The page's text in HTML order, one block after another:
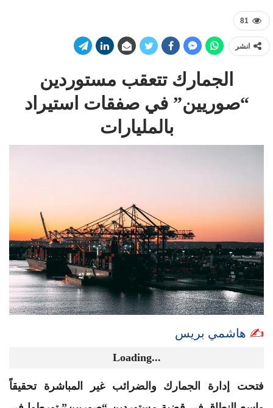
81
انشر
الجمارك تتعقب مستوردين
“صوريين” في صفقات استيراد
بالمليارات
✍️ هاشمي بريس
Loading...
فتحت إدارة الجمارك والضرائب غير المباشرة تحقيقاً